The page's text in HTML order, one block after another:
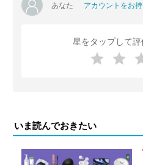
あなた アカウントをお
星をタップして
いま読んでおきたい